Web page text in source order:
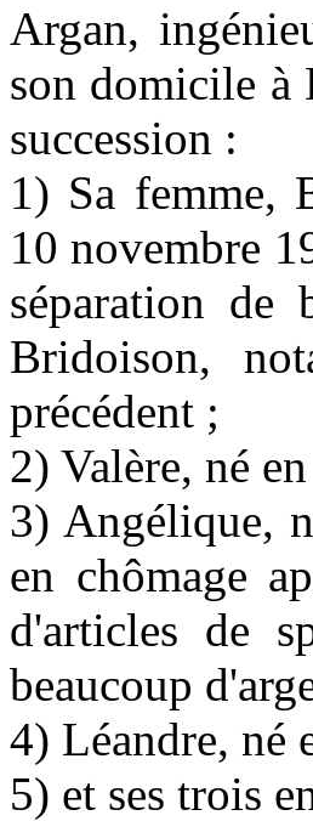
Argan,
son domicile à
succession :
1) Sa femme,
10 novembre
séparation de
Bridoison,
précédent ;
2) Valère, né
3) Angélique,
en chômage
d'articles de
beaucoup
4) Léandre, né
5) et ses trois